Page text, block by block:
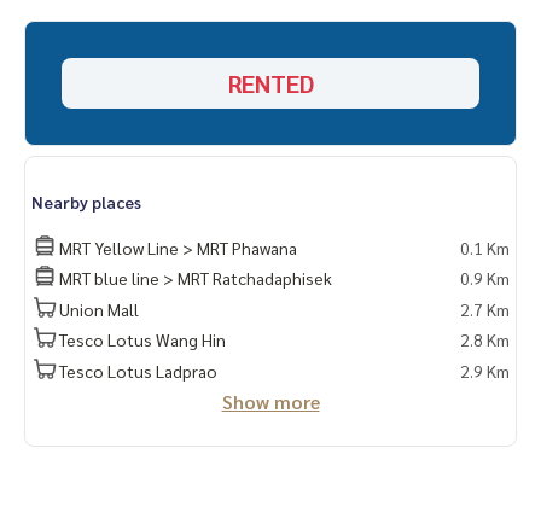
RENTED
Nearby places
MRT Yellow Line > MRT Phawana
0.1 Km
MRT blue line > MRT Ratchadaphisek
0.9 Km
Union Mall
2.7 Km
Tesco Lotus Wang Hin
2.8 Km
Tesco Lotus Ladprao
2.9 Km
Show more